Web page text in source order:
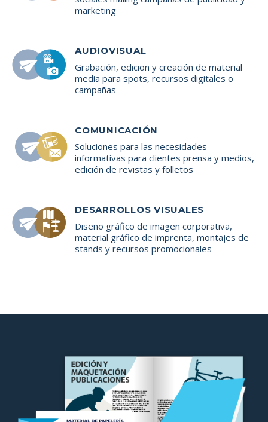
marketing
AUDIOVISUAL
Grabación, edicion y creación de material
media para spots, recursos digitales o
campañas
COMUNICACIÓN
Soluciones para las necesidades
informativas para clientes prensa y medios,
edición de revistas y folletos
DESARROLLOS VISUALES
Diseño gráfico de imagen corporativa,
material gráfico de imprenta, montajes de
stands y recursos promocionales